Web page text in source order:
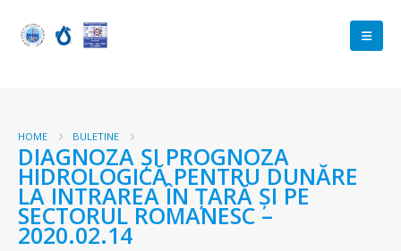
HOME BULETINE
DIAGNOZA ŞI PROGNOZA
HIDROLOGICĂ PENTRU DUNĂRE
LA INTRAREA ÎN ŢARĂ ŞI PE
SECTORUL ROMANESC –
2020.02.14